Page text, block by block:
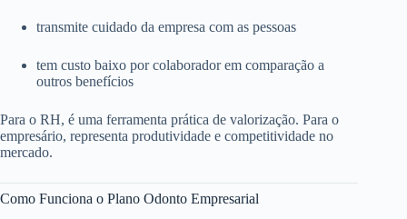
transmite cuidado da empresa com as pessoas
tem custo baixo por colaborador em comparação a
outros benefícios
Para o RH, é uma ferramenta prática de valorização. Para o
empresário, representa produtividade e competitividade no
mercado.
Como Funciona o Plano Odonto Empresarial